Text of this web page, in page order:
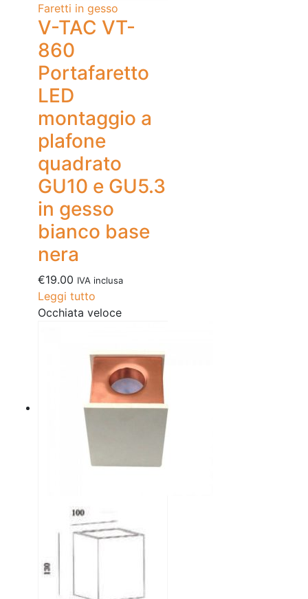
Faretti in gesso
V-TAC VT-
860
Portafaretto
LED
montaggio a
plafone
quadrato
GU10 e GU5.3
in gesso
bianco base
nera
€19.00 IVA inclusa
Leggi tutto
Occhiata veloce